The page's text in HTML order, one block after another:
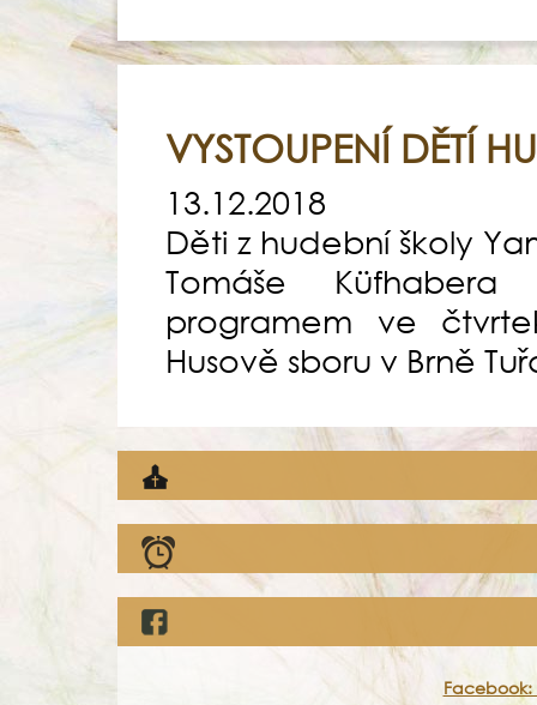
VYSTOUPENÍ DĚTÍ
13.12.2018
Děti z hudební školy
Tomáše
programem ve
Husově sboru v Brně
Facebook: